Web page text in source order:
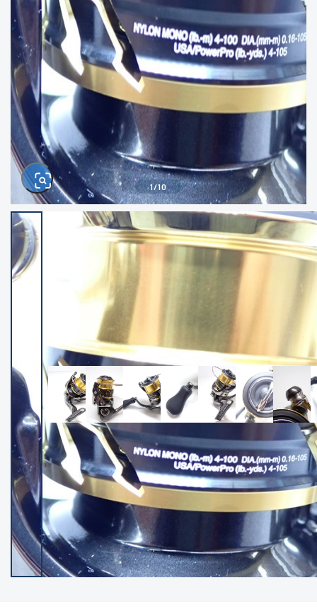
イシグロ三河安城店
イシグロ半田店
イシグロ岡崎大樹寺店
イシグロ岡崎若松店
イシグロ焼津店
イシグロ掛川店
イシグロ沼津店
イシグロ駿東柿田川店
イシグロ豊川店
イシグロ富士店
イシグロ磐田店
イシグロ御殿場店
イシグロ伊東店
ランク (102487)
SA(2957)
(17335)
B+ (12315)
B (22004)
(38863)
C-(5162)
D(2205)
※ルアー、エギ、雑品、その他につきましては
ランク表記はございません。 状態は写真にて
ご確認ください。
1/10